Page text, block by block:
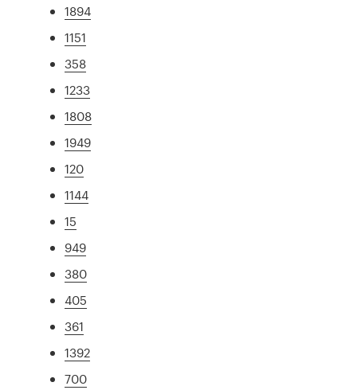
1894
1151
358
1233
1808
1949
120
1144
15
949
380
405
361
1392
700